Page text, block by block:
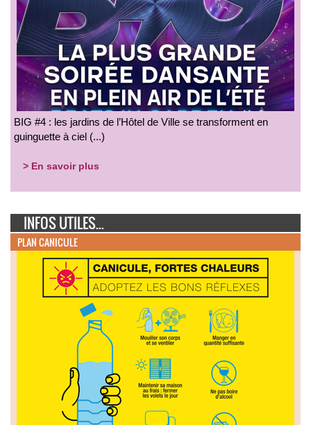
BIG #4 : les jardins de l’Hôtel de Ville se transforment en
guinguette à ciel (...)
> En savoir plus
INFOS UTILES...
PLAN CANICULE